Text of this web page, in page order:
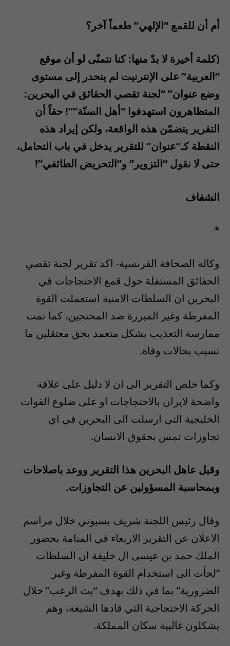
أم أن للقمع “الإلهي” طعماً آخر؟
(كلمة أخيرة لا بدّ منها: كنا نتمنّى لو أن موقع
“العربية” على الإنترنيت لم ينحدر إلى مستوى
وضع عنوان” “لجنة تقصي الحقائق في البحرين:
المتظاهرون استهدفوا “أهل السنّة””! حقاً أن
التقرير يتضمّن هذه الواقعة، ولكن إيراد هذه
النقطة كـ”عنوان” للتقرير يدخل في باب التحامل،
حتى لا نقول “التزوير” و”التحريض الطائفي”!
الشفاف
*
وكالة الصحافة الفرنسية- اكد تقرير لجنة تقصي
الحقائق المستقلة حول قمع الاحتجاجات في
البحرين ان السلطات الامنية استعملت القوة
المفرطة وغير المبررة ضد المحتجين، كما تمت
ممارسة التعذيب بشكل متعمد بحق معتقلين ما
تسبب بحالات وفاة.
وكما خلص التقرير الى ان لا دليل على علاقة
واضحة لايران بالاحتجاجات او على ضلوع القوات
الخليجية التي ارسلت الى البحرين في اي
تجاوزات تمس بحقوق الانسان.
وقبل عاهل البحرين هذا التقرير ووعد باصلاحات
وبمحاسبة المسؤولين عن التجاوزات.
وقال رئيس اللجنة شريف بسيوني خلال مراسم
الاعلان عن التقرير الاربعاء في المنامة بحضور
الملك حمد بن عيسى ال خليفة ان السلطات
“لجأت الى استخدام القوة المفرطة وغير
الضرورية” بما في ذلك بهدف “بث الرعب” خلال
الحركة الاحتجاجية التي قادها الشيعة، وهم
يشكلون غالبية سكان المملكة.